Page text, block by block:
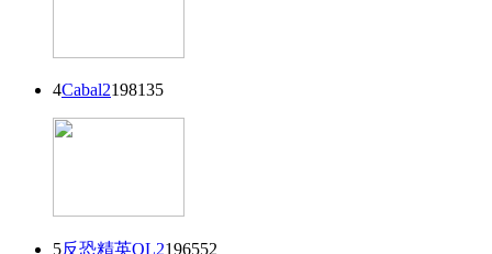
4Cabal2198135
5反恐精英OL2196552